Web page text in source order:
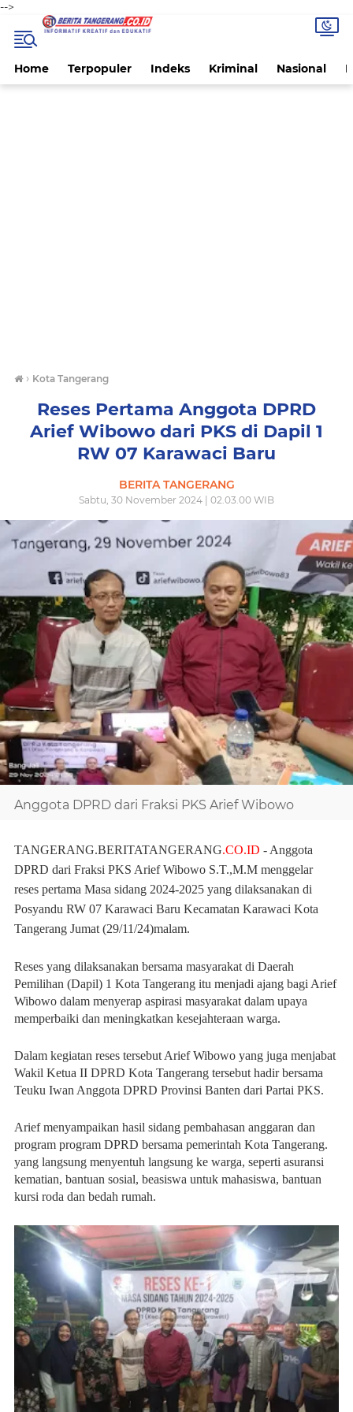
-->
Home Terpopuler Indeks Kriminal Nasional
› Kota Tangerang
Reses Pertama Anggota DPRD
Arief Wibowo dari PKS di Dapil 1
RW 07 Karawaci Baru
BERITA TANGERANG
Sabtu, 30 November 2024 | 02.03.00 WIB
Anggota DPRD dari Fraksi PKS Arief Wibowo
TANGERANG.BERITATANGERANG.CO.ID - Anggota
DPRD dari Fraksi PKS Arief Wibowo S.T.,M.M menggelar
reses pertama Masa sidang 2024-2025 yang dilaksanakan di
Posyandu RW 07 Karawaci Baru Kecamatan Karawaci Kota
Tangerang Jumat (29/11/24)malam.
Reses yang dilaksanakan bersama masyarakat di Daerah
Pemilihan (Dapil) 1 Kota Tangerang itu menjadi ajang bagi Arief
Wibowo dalam menyerap aspirasi masyarakat dalam upaya
memperbaiki dan meningkatkan kesejahteraan warga.
Dalam kegiatan reses tersebut Arief Wibowo yang juga menjabat
Wakil Ketua II DPRD Kota Tangerang tersebut hadir bersama
Teuku Iwan Anggota DPRD Provinsi Banten dari Partai PKS.
Arief menyampaikan hasil sidang pembahasan anggaran dan
program program DPRD bersama pemerintah Kota Tangerang.
yang langsung menyentuh langsung ke warga, seperti asuransi
kematian, bantuan sosial, beasiswa untuk mahasiswa, bantuan
kursi roda dan bedah rumah.